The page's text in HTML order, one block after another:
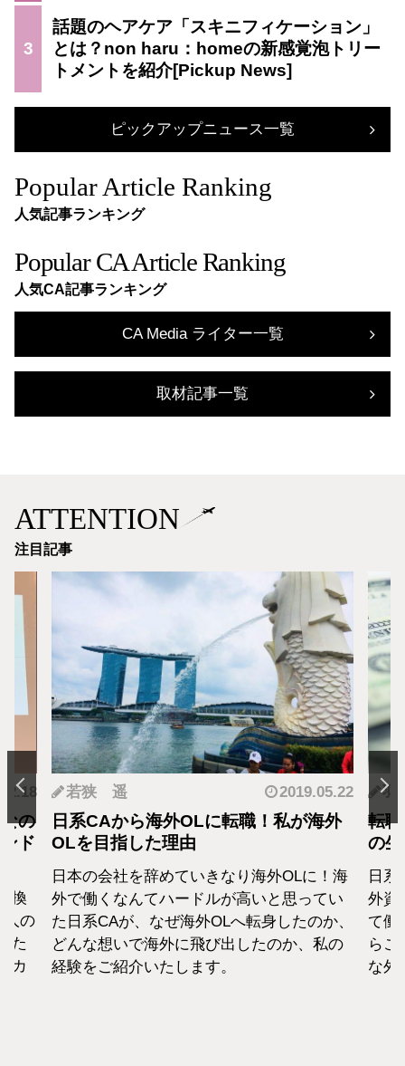
3
話題のヘアケア「スキニフィケーション」
とは？non haru：homeの新感覚泡トリー
トメントを紹介
ピックアップニュース一覧
Popular Article Ranking
人気記事ランキング
Popular CA Article Ranking
人気CA記事ランキング
CA Media ライター一覧
取材記事一覧
ATTENTION
注目記事
の
ド
換
人の
た
カ
若狭 遥 2019.05.22
日系CAから海外OLに転職！私が海外
OLを目指した理由
日本の会社を辞めていきなり海外OLに！海
外で働くなんてハードルが高いと思ってい
た日系CAが、なぜ海外OLへ転身したのか、
どんな想いで海外に飛び出したのか、私の
経験をご紹介いたします。
羽
転
の
日
外資
て働
らこ
な外